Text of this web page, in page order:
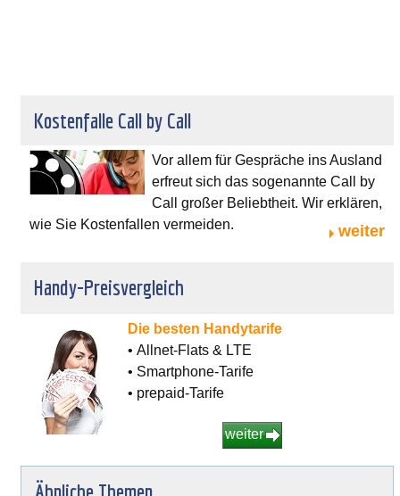
Kostenfalle Call by Call
Vor allem für Gespräche ins Ausland
erfreut sich das sogenannte Call by
Call großer Beliebtheit. Wir erklären,
wie Sie Kostenfallen vermeiden.
weiter
Handy-Preisvergleich
Die besten Handytarife
• Allnet-Flats & LTE
• Smartphone-Tarife
• prepaid-Tarife
weiter